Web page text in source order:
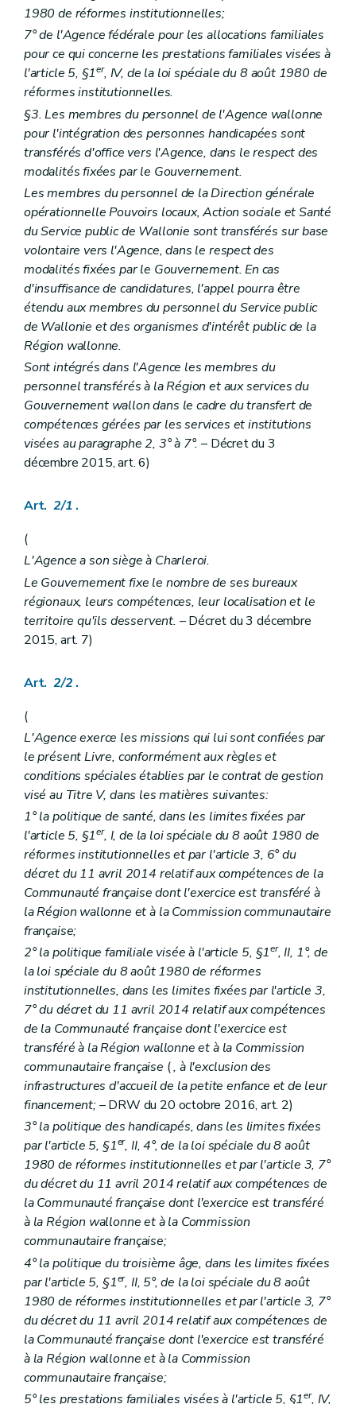
Art. 55
Section 2 Subventionnement
Art. 56
Chapitre II Relais sociaux
Section 1
Constitution et reconnaissance
Art. 57
Art. 58
Art. 59
Art. 60
Section 2
Subventionnement
Art. 61
Chapitre III Dispositions communes
Section 1
Volontariat
Art. 62
Section 2 Contrôle et sanctions
Art. 63
Art. 64
Art. 65
Titre I
er /1
Services d'aide et de soins aux personnes prostituées
Chapitre Ier
Dispositions générales
Art. 65/1
Art. 65/2
Art. 65/3
Chapitre II
Section 1re
Agrément
Sous-section 1re
Conditions
Art. 65/4
Art. 65/5
Art. 65/6
Sous-section 2 Procédure.
Art. 65/7
Art. 65/11
Section 4 Sanctions
Art. 65/12
Titre II Accueil, hébergement et accompagnement des personnes en difficultés sociales
Chapitre I
er
Définitions et missions
Section 1 re
Définitions
Chapitre II Titres de fonctionnement
Section 1 re
Principe général
Art. 71
Section 2 Agrément
Sous-section 1
Conditions
Art. 72
Art. 73
Art. 74
Art. 75
Art. 76
Art. 77
Art. 78
Art. 79
Art. 80
Art. 81
Art. 82
Art. 83
Art. 84
Art. 85
Sous-section 3 Suspension, réduction, retrait
Art. 86
Section 3 Autorisations provisoires et accords de principe
Sous-section 1
Disposition générale
Art. 87
Sous-section 2 Autorisations provisoires
Art. 88
Sous-section 3 Accord de principe
Art. 89
Sous-section 4 Suspension, réduction, retrait
Art. 90
Chapitre III Fonctionnement
Section 1
Disposition commune
Art. 91
Section 2 Dispositions spécifiques aux maisons d'accueil, maisons de vie communautaire et maisons d'hébergement de type familial
Art. 92
Section 3 Dispositions spécifiques aux maisons d'accueil et aux maisons de vie communautaire
Art. 93
Art. 94
Art. 95
Art. 96
Art. 97
Section 4 Dispositions spécifiques aux maisons d'accueil
Art. 98
Art. 99
1980 de réformes institutionnelles;
7° de l'Agence fédérale pour les allocations familiales
pour ce qui concerne les prestations familiales visées à
l'article 5, §1er, IV, de la loi spéciale du 8 août 1980 de
réformes institutionnelles.
§3. Les membres du personnel de l'Agence wallonne
pour l'intégration des personnes handicapées sont
transférés d'office vers l'Agence, dans le respect des
modalités fixées par le Gouvernement.
Les membres du personnel de la Direction générale
opérationnelle Pouvoirs locaux, Action sociale et Santé
du Service public de Wallonie sont transférés sur base
volontaire vers l'Agence, dans le respect des
modalités fixées par le Gouvernement. En cas
d'insuffisance de candidatures, l'appel pourra être
étendu aux membres du personnel du Service public
de Wallonie et des organismes d'intérêt public de la
Région wallonne.
Sont intégrés dans l'Agence les membres du
personnel transférés à la Région et aux services du
Gouvernement wallon dans le cadre du transfert de
compétences gérées par les services et institutions
visées au paragraphe 2, 3° à 7°. – Décret du 3
décembre 2015, art. 6)
Art. 2/1 .
(
L'Agence a son siège à Charleroi.
Le Gouvernement fixe le nombre de ses bureaux
régionaux, leurs compétences, leur localisation et le
territoire qu'ils desservent. – Décret du 3 décembre
2015, art. 7)
Art. 2/2 .
(
L'Agence exerce les missions qui lui sont confiées par
le présent Livre, conformément aux règles et
conditions spéciales établies par le contrat de gestion
visé au Titre V, dans les matières suivantes:
1° la politique de santé, dans les limites fixées par
l'article 5, §1er, I, de la loi spéciale du 8 août 1980 de
réformes institutionnelles et par l'article 3, 6° du
décret du 11 avril 2014 relatif aux compétences de la
Communauté française dont l'exercice est transféré à
la Région wallonne et à la Commission communautaire
française;
2° la politique familiale visée à l'article 5, §1er, II, 1°, de
la loi spéciale du 8 août 1980 de réformes
institutionnelles, dans les limites fixées par l'article 3,
7° du décret du 11 avril 2014 relatif aux compétences
de la Communauté française dont l'exercice est
transféré à la Région wallonne et à la Commission
communautaire française (, à l'exclusion des
infrastructures d'accueil de la petite enfance et de leur
financement;– DRW du 20 octobre 2016, art. 2)
3° la politique des handicapés, dans les limites fixées
par l'article 5, §1er, II, 4°, de la loi spéciale du 8 août
1980 de réformes institutionnelles et par l'article 3, 7°
du décret du 11 avril 2014 relatif aux compétences de
la Communauté française dont l'exercice est transféré
à la Région wallonne et à la Commission
communautaire française;
4° la politique du troisième âge, dans les limites fixées
par l'article 5, §1er, II, 5°, de la loi spéciale du 8 août
1980 de réformes institutionnelles et par l'article 3, 7°
du décret du 11 avril 2014 relatif aux compétences de
la Communauté française dont l'exercice est transféré
à la Région wallonne et à la Commission
communautaire française;
5° les prestations familiales visées à l'article 5, §1er, IV,